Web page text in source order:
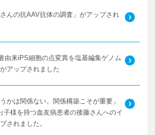
さんの抗AAV抗体の調査」がアップされ
由来iPS細胞の点変異を塩基編集ゲノム
アップされました
かは関係ない。関係構築こそが重要」
子様を持つ血友病患者の後藤さんへのイ
されました。